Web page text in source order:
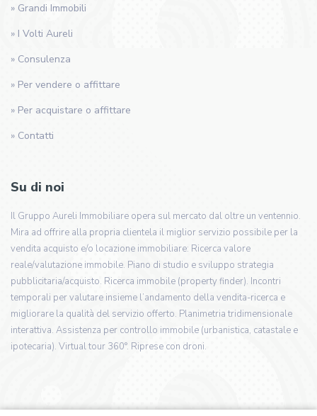
» Grandi Immobili
» I Volti Aureli
» Consulenza
» Per vendere o affittare
» Per acquistare o affittare
» Contatti
Su di noi
Il Gruppo Aureli Immobiliare opera sul mercato dal oltre un ventennio.
Mira ad offrire alla propria clientela il miglior servizio possibile per la
vendita acquisto e/o locazione immobiliare: Ricerca valore
reale/valutazione immobile. Piano di studio e sviluppo strategia
pubblicitaria/acquisto. Ricerca immobile (property finder). Incontri
temporali per valutare insieme l’andamento della vendita-ricerca e
migliorare la qualità del servizio offerto. Planimetria tridimensionale
interattiva. Assistenza per controllo immobile (urbanistica, catastale e
ipotecaria). Virtual tour 360°. Riprese con droni.